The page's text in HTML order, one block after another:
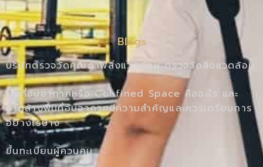
Blogs
บริษัทตรวจวัดคุณภาพสิ่งแวดล้อม ตรวจวัดสิ่งแวดล้อม
พื้นที่อับอากาศหรือ Confined Space คืออะไร และ
งานล้างพื้นที่อับอากาศมีความสำคัญและควรเตรียมการ
อย่างไรบ้าง
ขึ้นทะเบียนผู้ควบคุม